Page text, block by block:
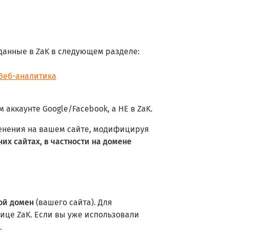
в ZaK в следующем разделе:
аналитика
аккаунте Google/Facebook, а НЕ в ZaK.
на вашем сайте, модифицируя
сайтах, в частности на домене
домен (вашего сайта). Для
ZaK. Если вы уже использовали